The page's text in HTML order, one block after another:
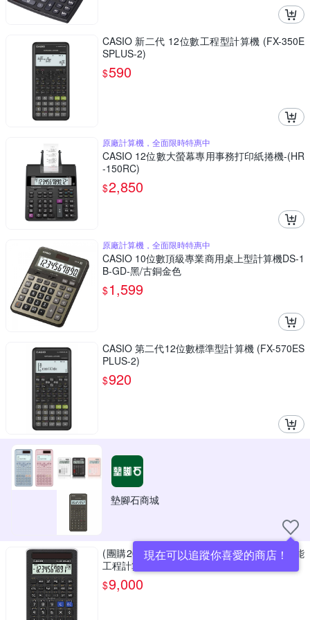
CASIO 新二代 12位數工程型計算機 (FX-350E
SPLUS-2)
$590
原廠計算機，全面限時特惠中
CASIO 12位數大螢幕專用事務打印紙捲機-(HR
-150RC)
$2,850
原廠計算機，全面限時特惠中
CASIO 10位數頂級專業商用桌上型計算機DS-1
B-GD-黑/古銅金色
$1,599
CASIO 第二代12位數標準型計算機 (FX-570ES
PLUS-2)
$920
墊腳石商城
現在可以追蹤你喜愛的商店！
(團購20台)CASIO12位元國家考試專用太陽能
工程計算機-FX-82SOLARII
$9,000